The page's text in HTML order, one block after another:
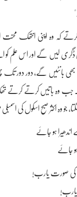
کہ وہ اپنی انتھک
لیں گے اور اس علم کو
بانٹیں گے، دور دور تک
جب وہ باتیں کرتے کرتے
جو وہ اکثر صبح اسکول کی اسمبلی
ہو جائے
جائے
کی صورت یارب!
یارب!